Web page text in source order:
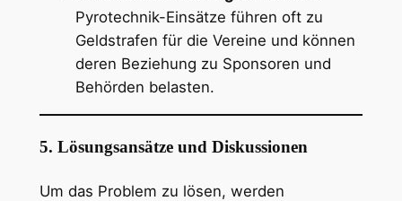
Pyrotechnik-Einsätze führen oft zu
Geldstrafen für die Vereine und können
deren Beziehung zu Sponsoren und
Behörden belasten.
5. Lösungsansätze und Diskussionen
Um das Problem zu lösen, werden